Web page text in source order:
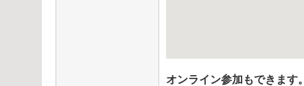
オンライン参加もできます。